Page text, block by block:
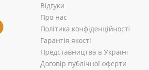
Відгуки
Про нас
Політика конфіденційності
Гарантія якості
Представництва в Україні
Договір публічної оферти